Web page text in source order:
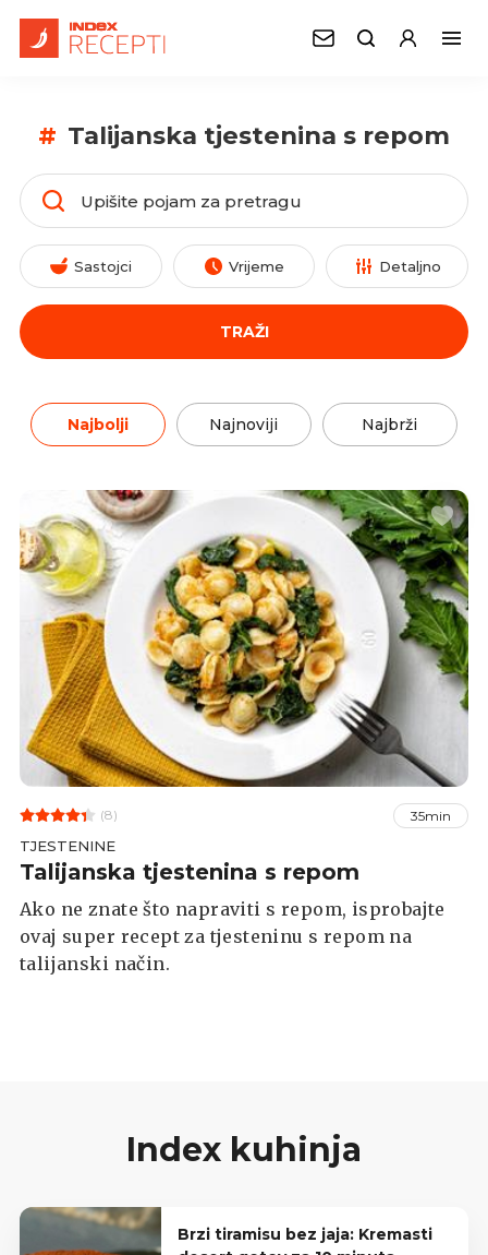
# Talijanska tjestenina s repom
Sastojci Vrijeme Detaljno
TRAŽI
Najbolji Najnoviji Najbrži
(8) 35min
TJESTENINE
Talijanska tjestenina s repom
Ako ne znate što napraviti s repom, isprobajte
ovaj super recept za tjesteninu s repom na
talijanski način.
Index kuhinja
Brzi tiramisu bez jaja: Kremasti